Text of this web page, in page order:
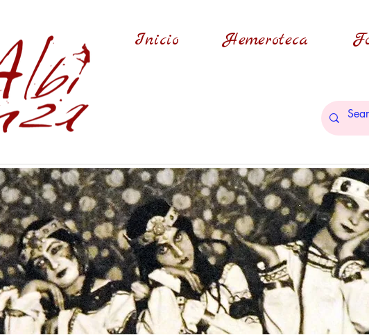
Inicio Hemeroteca